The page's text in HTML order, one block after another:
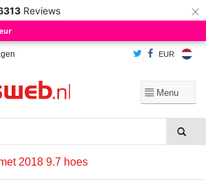
Reviews ×
EUR
2018 9.7 hoes
website te verbeteren. Is dat akkoord?
Ja
Nee